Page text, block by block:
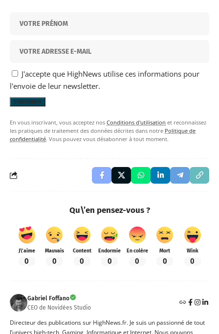
J'accepte que HighNews utilise ces informations pour
l'envoie de leur newsletter.
En vous inscrivant, vous acceptez nos Conditions d'utilisation et reconnaissez
les pratiques de traitement des données décrites dans notre Politique de
confidentialité. Vous pouvez vous désabonner à tout moment.
Qu\’en pensez-vous ?
J\'aime
0
Mauvais
0
Content
0
Endormie
0
En colère
0
Mort
0
Wink
0
Gabriel Foffano
CEO de Novidées Studio
Directeur des publications sur HighNews.fr. Je suis un passionné de tout